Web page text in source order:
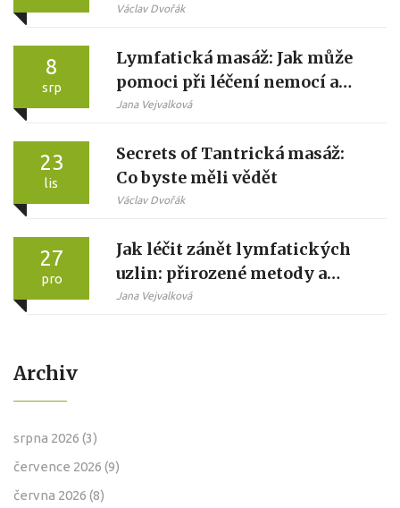
Václav Dvořák
8
srp
Lymfatická masáž: Jak může
pomoci při léčení nemocí a
zdravotních problémů
Jana Vejvalková
23
lis
Secrets of Tantrická masáž:
Co byste měli vědět
Václav Dvořák
27
pro
Jak léčit zánět lymfatických
uzlin: přirozené metody a
lymfatická masáž
Jana Vejvalková
Archiv
srpna 2026 (3)
července 2026 (9)
června 2026 (8)